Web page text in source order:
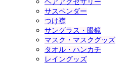
ヘアアクセサリー
サスペンダー
つけ襟
サングラス・眼鏡
マスク・マスクグッズ
タオル・ハンカチ
レイングッズ